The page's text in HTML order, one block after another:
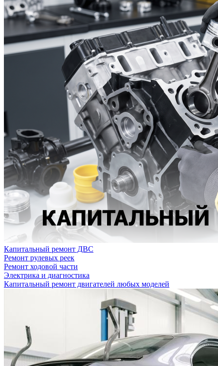
Капитальный ремонт ДВС
Ремонт рулевых реек
Ремонт ходовой части
Электрика и диагностика
Капитальный ремонт двигателей любых моделей